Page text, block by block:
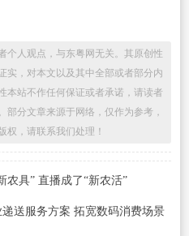
个人观点，与东粤网无关。其原创性
实，对本文以及其中全部或者部分内
本站不作任何保证或者承诺，请读者
分文章来源于网络，仅作为参考，
权，请联系我们处理！
农具” 直播成了“新农活”
送服务方案 拓宽数码消费场景